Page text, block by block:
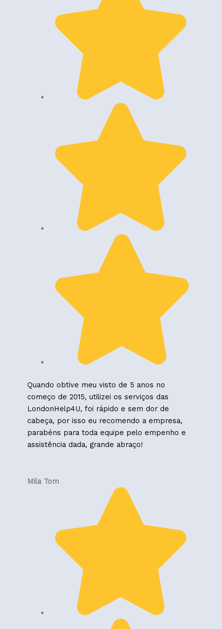
Quando obtive meu visto de 5 anos no
começo de 2015, utilizei os serviços das
LondonHelp4U, foi rápido e sem dor de
cabeça, por isso eu recomendo a empresa,
parabéns para toda equipe pelo empenho e
assistência dada, grande abraço!
Mila Tom